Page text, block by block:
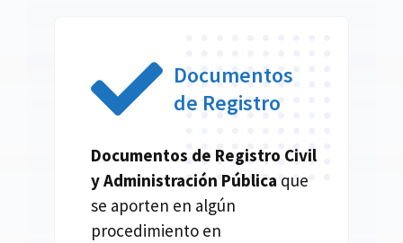
Documentos
de Registro
Documentos de Registro Civil
y Administración Pública que
se aporten en algún
procedimiento en